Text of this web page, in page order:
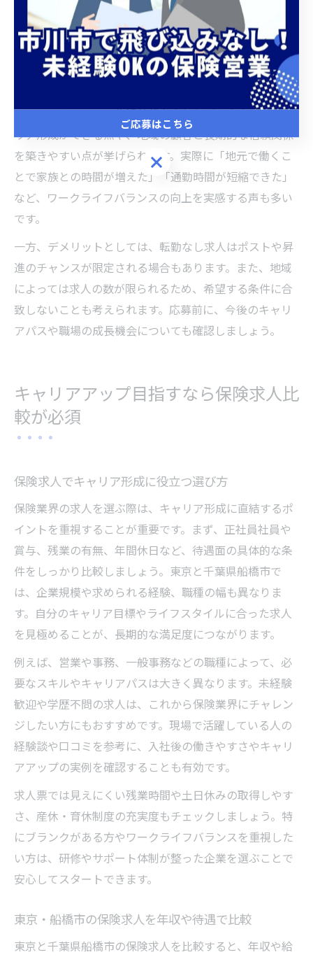
転勤なしの保険求人は、東京や千葉県船橋市で安定して
働きたい方や、家庭の事情で居住地を変えられない方に
とって大きな魅力です。地域密着型の企業が多く、地元
で長く働きたいというニーズにも応えています。
メリットとしては、生活基盤を守りながら安定したキャ
リア形成ができる点や、地域の顧客と長期的な信頼関係
を築きやすい点が挙げられます。実際に「地元で働くこ
とで家族との時間が増えた」「通勤時間が短縮できた」
など、ワークライフバランスの向上を実感する声も多い
です。
一方、デメリットとしては、転勤なし求人はポストや昇
進のチャンスが限定される場合もあります。また、地域
によっては求人の数が限られるため、希望する条件に合
致しないことも考えられます。応募前に、今後のキャリ
アパスや職場の成長機会についても確認しましょう。
キャリアアップ目指すなら保険求人比
較が必須
保険求人でキャリア形成に役立つ選び方
保険業界の求人を選ぶ際は、キャリア形成に直結するポ
イントを重視することが重要です。まず、正社員社員や
賞与、残業の有無、年間休日など、待遇面の具体的な条
件をしっかり比較しましょう。東京と千葉県船橋市で
は、企業規模や求められる経験、職種の幅も異なりま
す。自分のキャリア目標やライフスタイルに合った求人
を見極めることが、長期的な満足度につながります。
例えば、営業や事務、一般事務などの職種によって、必
要なスキルやキャリアパスは大きく異なります。未経験
歓迎や学歴不問の求人は、これから保険業界にチャレン
ジしたい方にもおすすめです。現場で活躍している人の
経験談や口コミを参考に、入社後の働きやすさやキャリ
アアップの実例を確認することも有効です。
求人票では見えにくい残業時間や土日休みの取得しやす
さ、産休・育休制度の充実度もチェックしましょう。特
にブランクがある方やワークライフバランスを重視した
い方は、研修やサポート体制が整った企業を選ぶことで
安心してスタートできます。
東京・船橋市の保険求人を年収や待遇で比較
東京と千葉県船橋市の保険求人を比較すると、年収や給
ご応募はこちら
ご応募はこちら